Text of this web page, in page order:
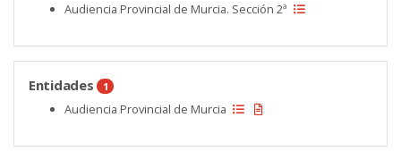
Audiencia Provincial de Murcia. Sección 2ª
Entidades 1
Audiencia Provincial de Murcia